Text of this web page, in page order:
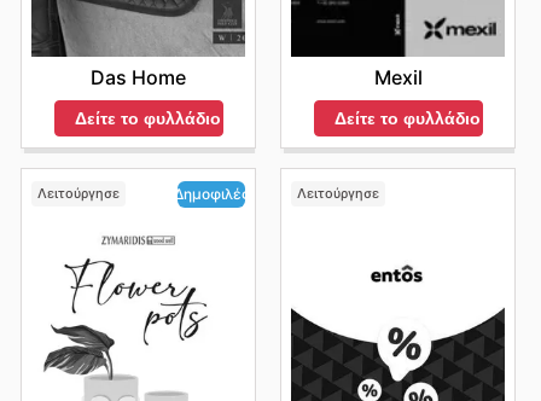
Das Home
Δείτε το φυλλάδιο
Mexil
Δείτε το φυλλάδιο
Λειτούργησε Δημοφιλές Λειτούργησε